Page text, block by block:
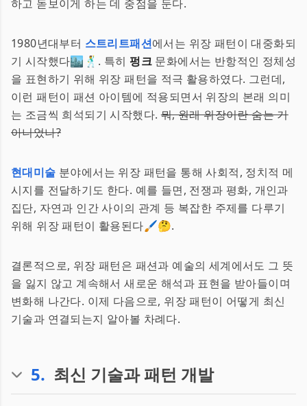
하고 돋보이게 하는 데 중점을 둔다.
1980년대부터 스트리트패션에서는 위장 패턴이 대중화되
기 시작했다🏙🕺. 특히 펑크 문화에서는 반항적인 정체성
을 표현하기 위해 위장 패턴을 적극 활용하였다. 그런데,
이런 패턴이 패션 아이템에 적용되면서 위장의 본래 의미
는 조금씩 희석되기 시작했다.뭐, 원래 위장이란 숨는 거
아니었나?
현대미술 분야에서는 위장 패턴을 통해 사회적, 정치적 메
시지를 전달하기도 한다. 예를 들면, 전쟁과 평화, 개인과
집단, 자연과 인간 사이의 관계 등 복잡한 주제를 다루기
위해 위장 패턴이 활용된다🖌🤔.
결론적으로, 위장 패턴은 패션과 예술의 세계에서도 그 뜻
을 잃지 않고 계속해서 새로운 해석과 표현을 받아들이며
변화해 나간다. 이제 다음으로, 위장 패턴이 어떻게 최신
기술과 연결되는지 알아볼 차례다.
5. 최신 기술과 패턴 개발